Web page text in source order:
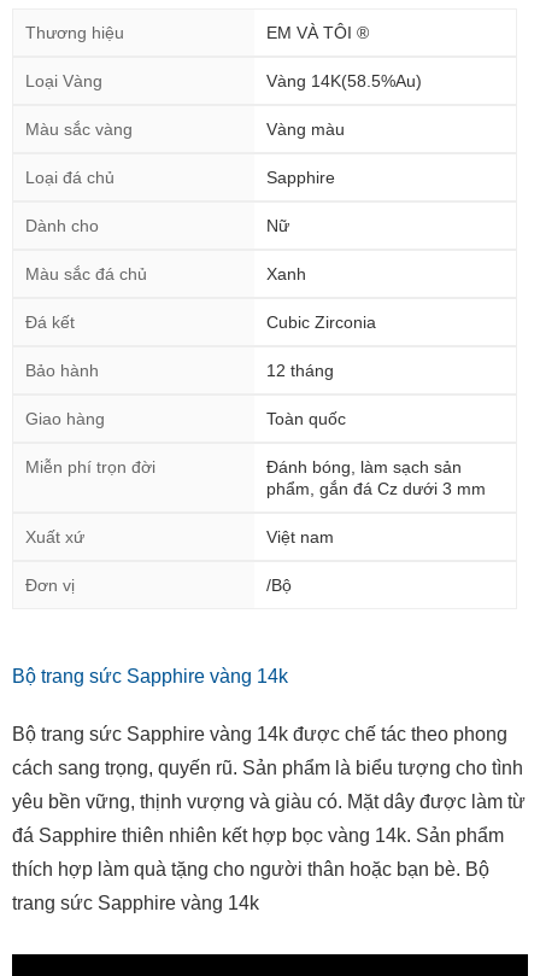
Thương hiệu EM VÀ TÔI ®
Loại Vàng Vàng 14K(58.5%Au)
Màu sắc vàng Vàng màu
Loại đá chủ Sapphire
Dành cho Nữ
Màu sắc đá chủ Xanh
Đá kết Cubic Zirconia
Bảo hành 12 tháng
Giao hàng Toàn quốc
Miễn phí trọn đời
Đánh bóng, làm sạch sản
phẩm, gắn đá Cz dưới 3 mm
Xuất xứ Việt nam
Đơn vị /Bộ
Bộ trang sức Sapphire vàng 14k
Bộ trang sức Sapphire vàng 14k được chế tác theo phong
cách sang trọng, quyến rũ. Sản phẩm là biểu tượng cho tình
yêu bền vững, thịnh vượng và giàu có. Mặt dây được làm từ
đá Sapphire thiên nhiên kết hợp bọc vàng 14k. Sản phẩm
thích hợp làm quà tặng cho người thân hoặc bạn bè. Bộ
trang sức Sapphire vàng 14k